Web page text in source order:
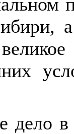
дело